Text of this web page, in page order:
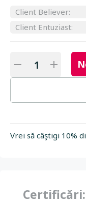
Client Believer:
Client Entuziast:
Vrei să câştigi 10%
Certificări: